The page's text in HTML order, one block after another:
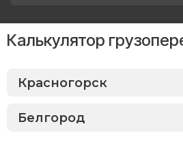
Калькулятор